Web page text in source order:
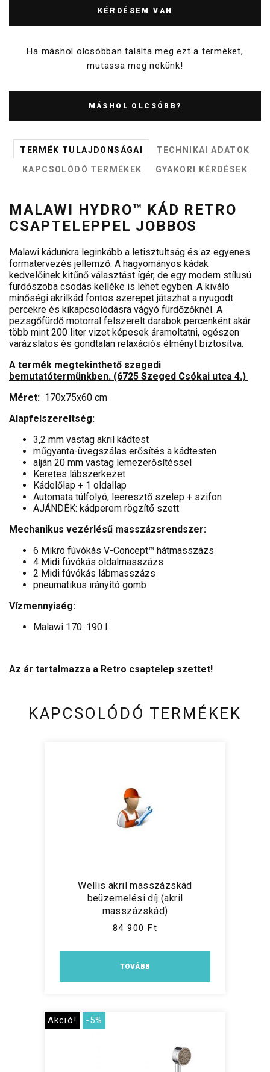
KÉRDÉSEM VAN
Ha máshol olcsóbban találta meg ezt a terméket,
mutassa meg nekünk!
MÁSHOL OLCSÓBB?
TERMÉK TULAJDONSÁGAI
TECHNIKAI ADATOK
KAPCSOLÓDÓ TERMÉKEK
GYAKORI KÉRDÉSEK
MALAWI HYDRO™ KÁD RETRO
CSAPTELEPPEL JOBBOS
Malawi kádunkra leginkább a letisztultság és az egyenes
formatervezés jellemző. A hagyományos kádak
kedvelőinek kitűnő választást ígér, de egy modern stílusú
fürdőszoba csodás kelléke is lehet egyben. A kiváló
minőségi akrilkád fontos szerepet játszhat a nyugodt
percekre és kikapcsolódásra vágyó fürdőzőknél. A
pezsgőfürdő motorral felszerelt darabok percenként akár
több mint 200 liter vizet képesek áramoltatni, egészen
varázslatos és gondtalan relaxációs élményt biztosítva.
A termék megtekinthető szegedi
bemutatótermünkben. (6725 Szeged Csókai utca 4.)
Méret: 170x75x60 cm
Alapfelszereltség:
3,2 mm vastag akril kádtest
műgyanta-üvegszálas erősítés a kádtesten
alján 20 mm vastag lemezerősítéssel
Keretes lábszerkezet
Kádelőlap + 1 oldallap
Automata túlfolyó, leeresztő szelep + szifon
AJÁNDÉK: kádperem rögzítő szett
Mechanikus vezérlésű masszázsrendszer:
6 Mikro fúvókás V-Concept™ hátmasszázs
4 Midi fúvókás oldalmasszázs
2 Midi fúvókás lábmasszázs
pneumatikus irányító gomb
Vízmennyiség:
Malawi 170: 190 l
Az ár tartalmazza a Retro csaptelep szettet!
KAPCSOLÓDÓ TERMÉKEK
Wellis akril masszázskád
beüzemelési díj (akril
masszázskád)
84 900 Ft
TOVÁBB
Akció! -5%